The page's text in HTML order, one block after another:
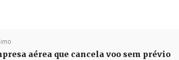
aérea que cancela voo sem prévio